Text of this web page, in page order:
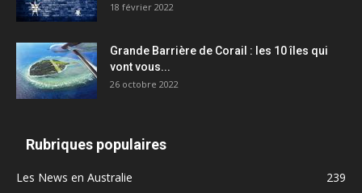
18 février 2022
Grande Barrière de Corail : les 10 îles qui
vont vous...
26 octobre 2022
Rubriques populaires
Les News en Australie
239